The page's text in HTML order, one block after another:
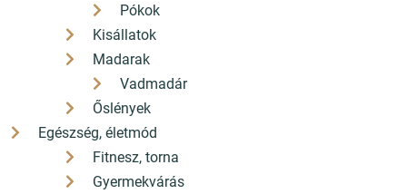
Pókok
Kisállatok
Madarak
Vadmadár
Őslények
Egészség, életmód
Fitnesz, torna
Gyermekvárás
Népszerű kiadványok
Nagy zenészek, nagy szerelmek 2. - A
zenetörténet újabb hálószobatitkai